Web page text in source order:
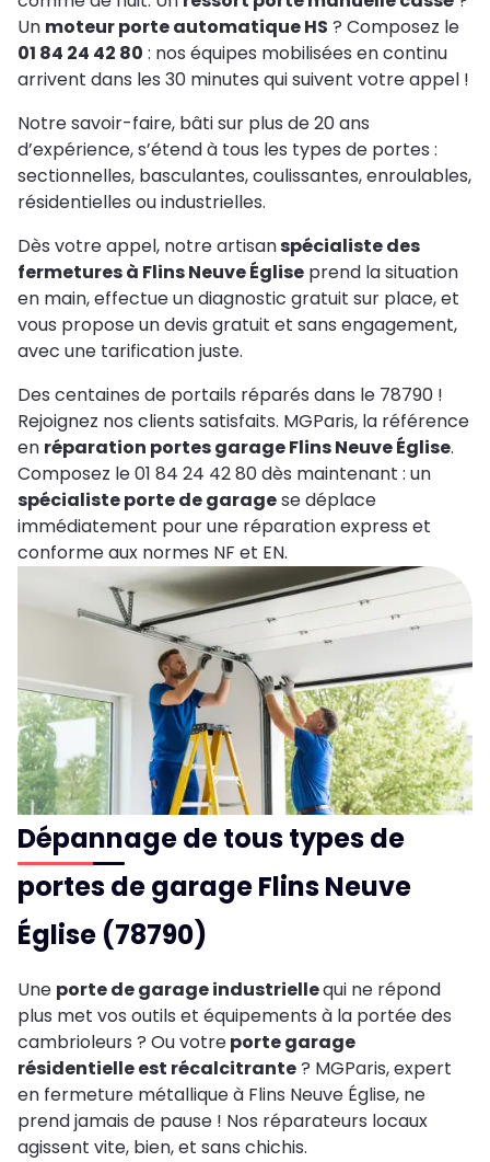
Un moteur porte automatique HS ? Composez le
01 84 24 42 80 : nos équipes mobilisées en continu
arrivent dans les 30 minutes qui suivent votre appel !
Notre savoir-faire, bâti sur plus de 20 ans
d’expérience, s’étend à tous les types de portes :
sectionnelles, basculantes, coulissantes, enroulables,
résidentielles ou industrielles.
Dès votre appel, notre artisanspécialiste des
fermetures à Flins Neuve Église prend la situation
en main, effectue un diagnostic gratuit sur place, et
vous propose un devis gratuit et sans engagement,
avec une tarification juste.
Des centaines de portails réparés dans le 78790 !
Rejoignez nos clients satisfaits. MGParis, la référence
en réparation portes garage Flins Neuve Église.
Composez le 01 84 24 42 80 dès maintenant : un
spécialiste porte de garagese déplace
immédiatement pour une réparation express et
conforme aux normes NF et EN.
Dépannage de tous types de
portes de garage Flins Neuve
Église (78790)
Une porte de garage industriellequi ne répond
plus met vos outils et équipements à la portée des
cambrioleurs ? Ou votreporte garage
résidentielle est récalcitrante? MGParis, expert
en fermeture métallique à Flins Neuve Église, ne
prend jamais de pause ! Nos réparateurs locaux
agissent vite, bien, et sans chichis.